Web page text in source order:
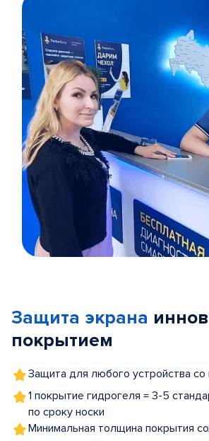
5
Защита экрана
покрытием
Защита для любого устройства со
1 покрытие гидрогеля = 3-5
по сроку носки
Минимальная толщина покрытия